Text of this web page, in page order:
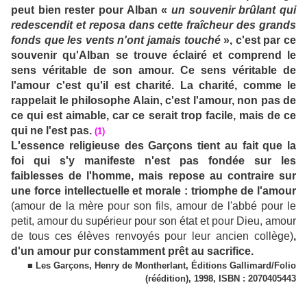
peut bien rester pour Alban « un souvenir brûlant qui
redescendit et reposa dans cette fraîcheur des grands
fonds que les vents n'ont jamais touché», c'est par ce
souvenir qu'Alban se trouve éclairé et comprend le
sens véritable de son amour. Ce sens véritable de
l'amour c'est qu'il est charité. La charité, comme le
rappelait le philosophe Alain, c'est l'amour, non pas de
ce qui est aimable, car ce serait trop facile, mais de ce
qui ne l'est pas. (1)
L'essence religieuse des Garçons tient au fait que la
foi qui s'y manifeste n'est pas fondée sur les
faiblesses de l'homme, mais repose au contraire sur
une force intellectuelle et morale : triomphe de l'amour
(amour de la mère pour son fils, amour de l'abbé pour le
petit, amour du supérieur pour son état et pour Dieu, amour
de tous ces élèves renvoyés pour leur ancien collège),
d'un amour pur constamment prêt au sacrifice.
■ Les Garçons, Henry de Montherlant, Éditions Gallimard/Folio
(réédition), 1998, ISBN : 2070405443